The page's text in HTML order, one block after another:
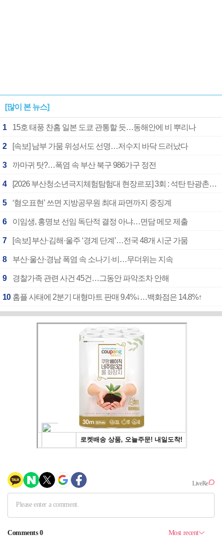
[많이 본 뉴스]
1 15호 태풍 찬홈 일본 도쿄 관통할 듯…동해안에 비 뿌리나
2 [속보] 남부 가뭄 위성서도 선명…저수지 바닥 드러났다
3 까마귀 탓?…폭염 속 부산 북구 986가구 정전
4 [2026 부산청소년극지체험탐험대 현장르포] 3회 : 석탄 탄광촌에서 북극 연구의 중심지로
5 ‘혐오표현’ 쓰면 지방공무원 최대 파면까지 중징계
6 이임생, 홍명보 선임 독단적 결정 아냐…면담 메모 제출
7 [속보] 부산·김해·울주 ‘경계 단계’…전국 48개 시군 가뭄
8 부산·울산·경남 폭염 속 소나기·비…무더위는 지속
9 경찰가족 관련 사건 45건…그동안 파악조차 안해
10 홈플 사태에 2분기 대형마트 판매 9.4%↓…백화점은 14.8%↑